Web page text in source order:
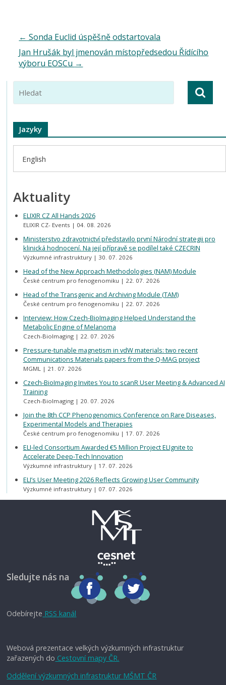
← Sonda Euclid úspěšně odstartovala
Jan Hrušák byl jmenován místopředsedou Řídícího
výboru EOSCu →
Jazyky
English
Aktuality
ELIXIR CZ All Hands 2026
ELIXIR CZ- Events 04. 08. 2026
Ministerstvo zdravotnictví představilo první Národní strategii pro
klinická hodnocení. Na její přípravě se podílel také CZECRIN
Výzkumné infrastruktury 30. 07. 2026
Head of the New Approach Methodologies (NAM) Module
České centrum pro fenogenomiku 22. 07. 2026
Head of the Transgenic and Archiving Module (TAM)
České centrum pro fenogenomiku 22. 07. 2026
Interview: How Czech-BioImaging Helped Understand the
Metabolic Engine of Melanoma
Czech-BioImaging 22. 07. 2026
Pressure-tunable magnetism in vdW materials: two recent
Communications Materials papers from the Q-MAG project
MGML 21. 07. 2026
Czech-BioImaging Invites You to scanR User Meeting & Advanced AI
Training
Czech-BioImaging 20. 07. 2026
Join the 8th CCP Phenogenomics Conference on Rare Diseases,
Experimental Models and Therapies
České centrum pro fenogenomiku 17. 07. 2026
ELI-led Consortium Awarded €5 Million Project ELIgnite to
Accelerate Deep-Tech Innovation
Výzkumné infrastruktury 17. 07. 2026
ELI’s User Meeting 2026 Reflects Growing User Community
Výzkumné infrastruktury 07. 07. 2026
Sledujte nás na
Odebírejte RSS kanál
Webová prezentace velkých výzkumných infrastruktur
zařazených do Cestovní mapy ČR.
Oddělení výzkumných infrastruktur MŠMT ČR